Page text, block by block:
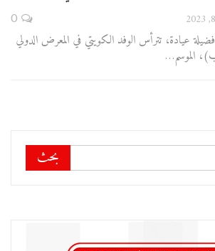
فضيلة عيادة، تترأس الوفد الكويتي في المعرض الدولي
الموسم…